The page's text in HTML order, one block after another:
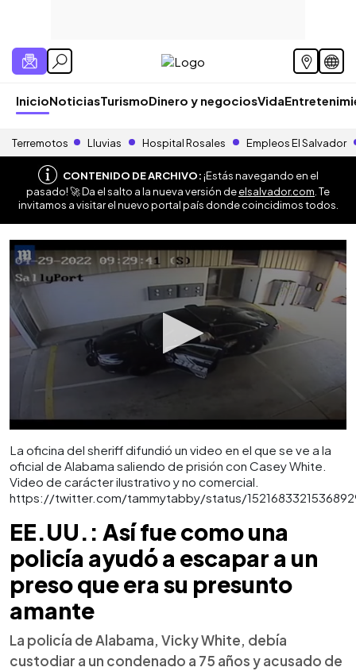
InicioNoticiasTurismoDinero y negociosVida
Terremotos Lluvias Hospital Rosales Empleos El Salvador
CONTENIDO DE ARCHIVO:¡Estás navegando en el
pasado! 🚀 Da el salto a la nueva versión deelsalvador.com . Te
invitamos a visitar el nuevo portal país donde coincidimos todos.
La oficina del sheriff difundió un video en el que se ve a la
oficial de Alabama saliendo de prisión con Casey White.
Video de carácter ilustrativo y no comercial.
https://twitter.com/tammytabby/status/
EE.UU.: Así fue como una
policía ayudó a escapar a un
preso que era su presunto
amante
La policía de Alabama, Vicky White, debía
custodiar a un condenado a 75 años y acusado de